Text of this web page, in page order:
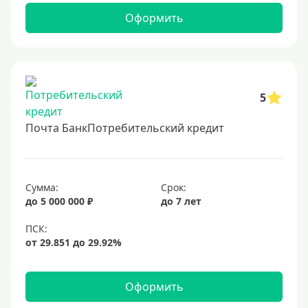
2 миллиона
2500000 руб
3500000 руб
4 миллиона
4500000 руб
5500000 руб
6 млн
6500000 руб
7 миллионов
8 миллионов
9000000 руб
Оформить
5
Почта БанкПотребительский кредит
Сумма:
до 5 000 000 ₽
Срок:
до 7 лет
Оформить